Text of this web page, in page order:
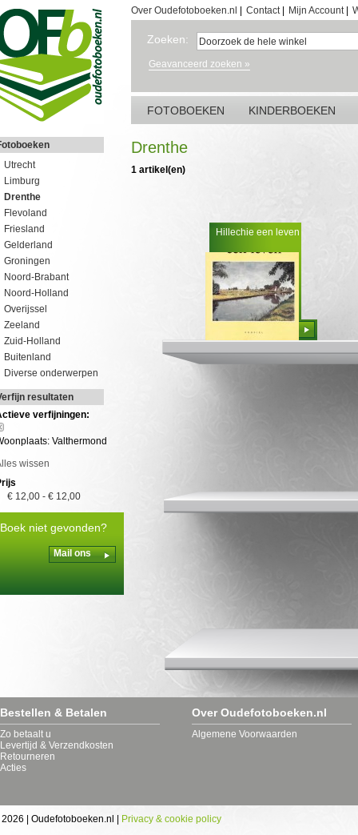
Over Oudefotoboeken.nl Contact| Mijn Account|
Zoeken:
Geavanceerd zoeken »
FOTOBOEKEN KINDERBOEKEN
Utrecht
Limburg
Drenthe
Flevoland
Friesland
Gelderland
Groningen
Noord-Brabant
Noord-Holland
Overijssel
Zeeland
Zuid-Holland
Buitenland
Diverse onderwerpen
resultaten
verfijningen:
Valthermond
wissen
€ 12,00 - € 12,00
Boek niet gevonden?
Mail ons
Drenthe
1 artikel(en)
Hillechie een leven
Bestellen & Betalen
Zo betaalt u
Levertijd & Verzendkosten
Retourneren
Acties
Over Oudefotoboeken.nl
Algemene Voorwaarden
| Oudefotoboeken.nl | Privacy & cookie policy